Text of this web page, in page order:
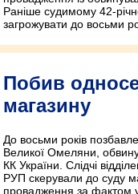
Раніше судимому 42-
загрожувати до восьми
Побив
магазину
До восьми років
Великої Омеляни,
КК України. Слідчі
РУП скерували до суду
провадження за фактом